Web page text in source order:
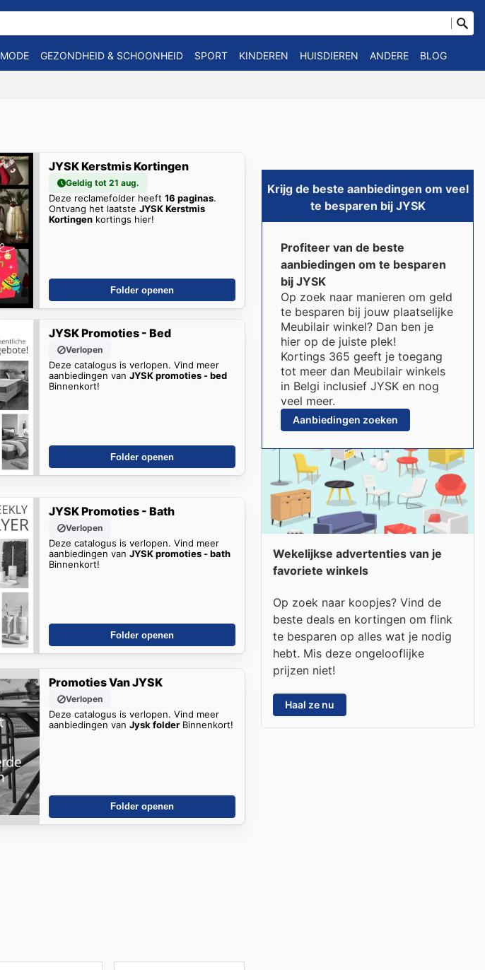
MODE GEZONDHEID & SCHOONHEID SPORT KINDEREN HUISDIEREN ANDERE BLOG
JYSK Kerstmis Kortingen
Geldig tot 21 aug.
Deze reclamefolder heeft16 paginas.
Ontvang het laatsteJYSK Kerstmis
Kortingen kortings hier!
Folder openen
JYSK Promoties - Bed
Verlopen
Deze catalogus is verlopen. Vind meer
aanbiedingen vanJYSK promoties - bed
Binnenkort!
Folder openen
JYSK Promoties - Bath
Verlopen
Deze catalogus is verlopen. Vind meer
aanbiedingen vanJYSK promoties - bath
Binnenkort!
Folder openen
Promoties Van JYSK
Verlopen
Deze catalogus is verlopen. Vind meer
aanbiedingen vanJysk folder Binnenkort!
Folder openen
Krijg de beste aanbiedingen om veel
te besparen bij JYSK
Profiteer van de beste
aanbiedingen om te besparen
bij JYSK
Op zoek naar manieren om geld
te besparen bij jouw plaatselijke
Meubilair winkel? Dan ben je
hier op de juiste plek!
Kortings 365 geeft je toegang
tot meer dan Meubilair winkels
in Belgi inclusief JYSK en nog
veel meer.
Aanbiedingen zoeken
Wekelijkse advertenties van je
favoriete winkels
Op zoek naar koopjes? Vind de
beste deals en kortingen om flink
te besparen op alles wat je nodig
hebt. Mis deze ongelooflijke
prijzen niet!
Haal ze nu